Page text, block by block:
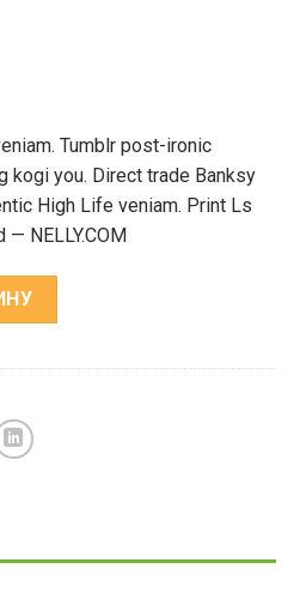
Tumblr post-ironic
kogi you. Direct trade Banksy
High Life veniam. Print Ls
NELLY.COM
Sweat